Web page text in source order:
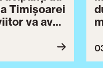
Timișoarei
va avea